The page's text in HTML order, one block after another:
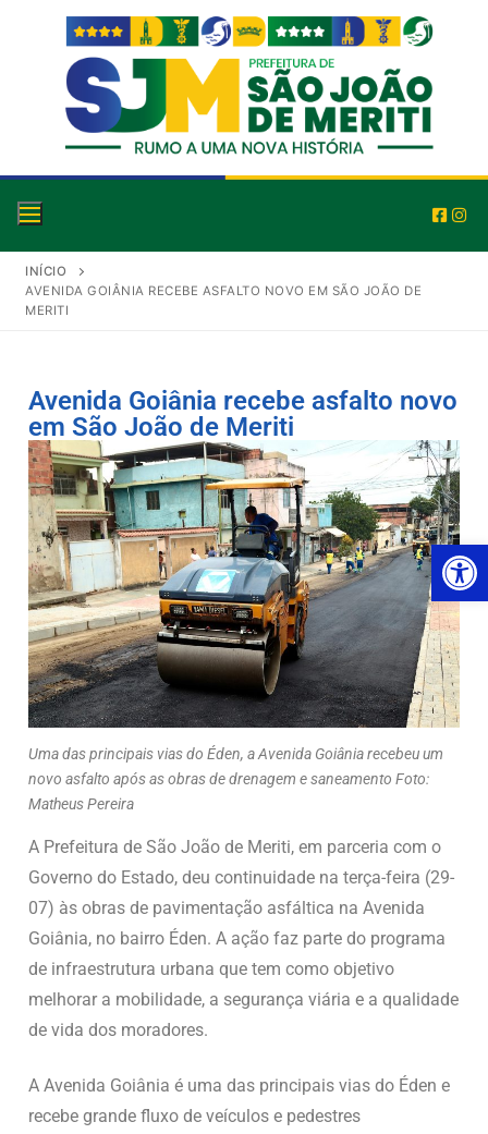
INÍCIO
AVENIDA GOIÂNIA RECEBE ASFALTO NOVO EM SÃO JOÃO DE
MERITI
Avenida Goiânia recebe asfalto novo
em São João de Meriti
Uma das principais vias do Éden, a Avenida Goiânia recebeu um
novo asfalto após as obras de drenagem e saneamento Foto:
Matheus Pereira
A Prefeitura de São João de Meriti, em parceria com o
Governo do Estado, deu continuidade na terça-feira (29-
07) às obras de pavimentação asfáltica na Avenida
Goiânia, no bairro Éden. A ação faz parte do programa
de infraestrutura urbana que tem como objetivo
melhorar a mobilidade, a segurança viária e a qualidade
de vida dos moradores.
A Avenida Goiânia é uma das principais vias do Éden e
recebe grande fluxo de veículos e pedestres